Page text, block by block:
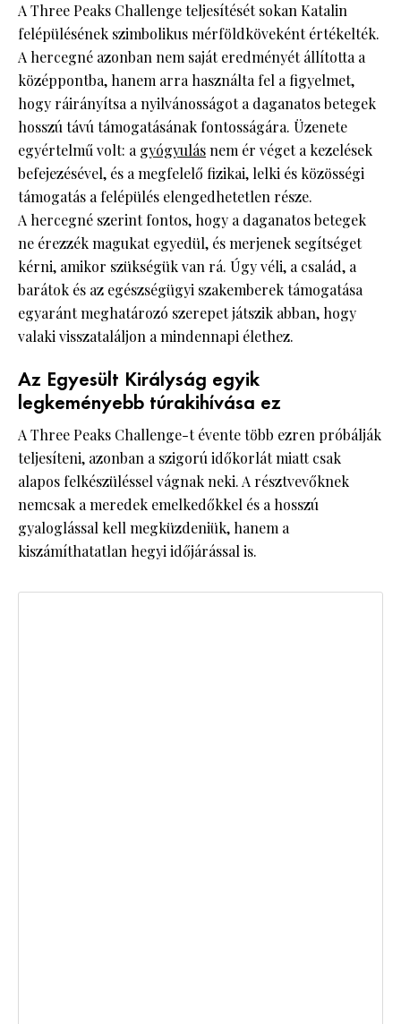
A Three Peaks Challenge teljesítését sokan Katalin
felépülésének szimbolikus mérföldköveként értékelték.
A hercegné azonban nem saját eredményét állította a
középpontba, hanem arra használta fel a figyelmet,
hogy ráirányítsa a nyilvánosságot a daganatos betegek
hosszú távú támogatásának fontosságára. Üzenete
egyértelmű volt: agyógyulásnem ér véget a kezelések
befejezésével, és a megfelelő fizikai, lelki és közösségi
támogatás a felépülés elengedhetetlen része.
A hercegné szerint fontos, hogy a daganatos betegek
ne érezzék magukat egyedül, és merjenek segítséget
kérni, amikor szükségük van rá. Úgy véli, a család, a
barátok és az egészségügyi szakemberek támogatása
egyaránt meghatározó szerepet játszik abban, hogy
valaki visszataláljon a mindennapi élethez.
Az Egyesült Királyság egyik
legkeményebb túrakihívása ez
A Three Peaks Challenge-t évente több ezren próbálják
teljesíteni, azonban a szigorú időkorlát miatt csak
alapos felkészüléssel vágnak neki. A résztvevőknek
nemcsak a meredek emelkedőkkel és a hosszú
gyaloglással kell megküzdeniük, hanem a
kiszámíthatatlan hegyi időjárással is.